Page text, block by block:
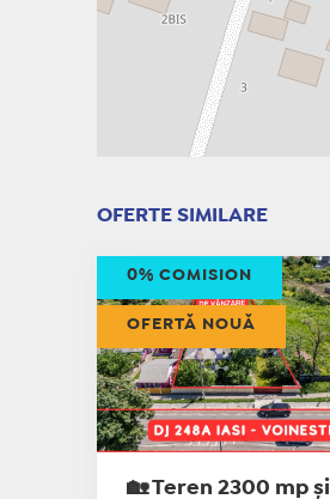
OFERTE SIMILARE
🏡 Teren 2300 mp și
0% COMISION
OFERTĂ NOUĂ